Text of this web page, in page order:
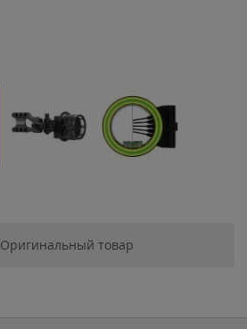
Оригинальный товар